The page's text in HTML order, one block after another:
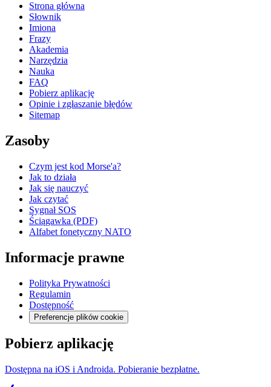
Strona główna
Słownik
Imiona
Frazy
Akademia
Narzędzia
Nauka
FAQ
Pobierz aplikację
Opinie i zgłaszanie błędów
Sitemap
Zasoby
Czym jest kod Morse'a?
Jak to działa
Jak się nauczyć
Jak czytać
Sygnał SOS
Ściągawka (PDF)
Alfabet fonetyczny NATO
Informacje prawne
Polityka Prywatności
Regulamin
Dostępność
Preferencje plików cookie
Pobierz aplikację
Dostępna na iOS i Androida. Pobieranie bezpłatne.